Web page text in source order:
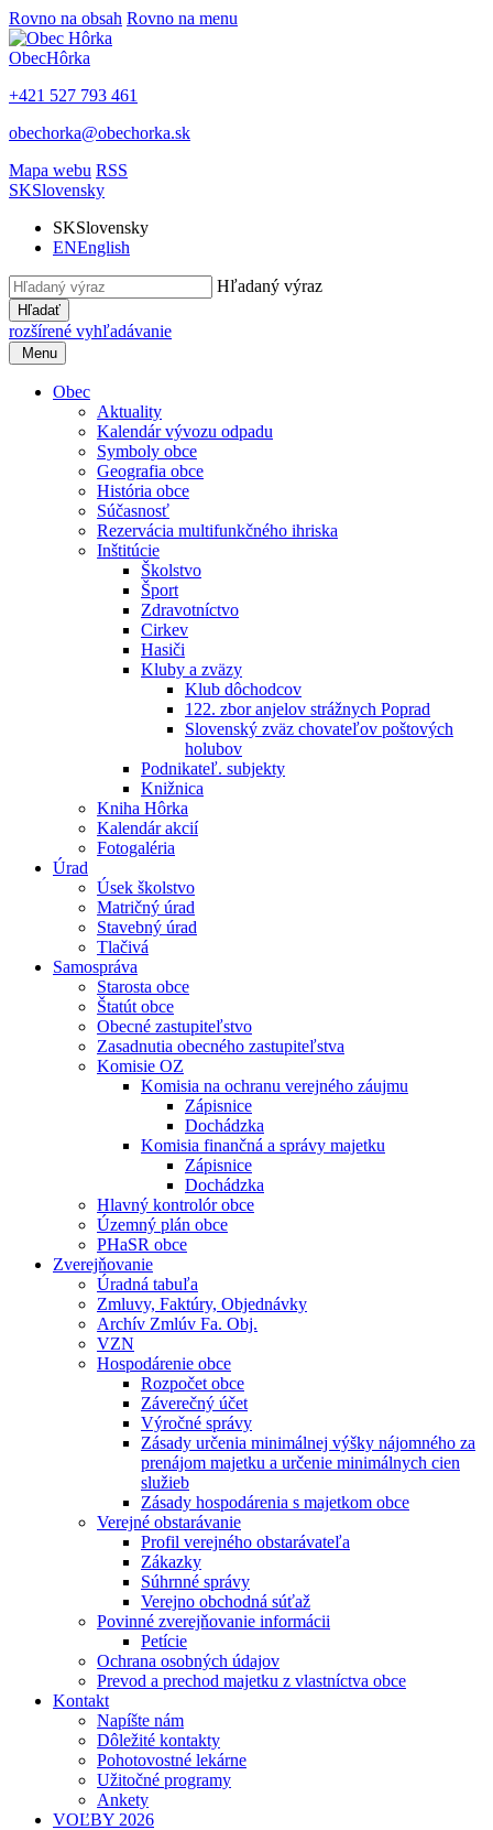
Rovno na obsah Rovno na menu
ObecHôrka
+421 527 793 461
obechorka@obechorka.sk
Mapa webu RSS
SKSlovensky
SKSlovensky
ENEnglish
Hľadaný výraz
Hľadať
rozšírené vyhľadávanie
Menu
Obec
Aktuality
Kalendár vývozu odpadu
Symboly obce
Geografia obce
História obce
Súčasnosť
Rezervácia multifunkčného ihriska
Inštitúcie
Školstvo
Šport
Zdravotníctvo
Cirkev
Hasiči
Kluby a zväzy
Klub dôchodcov
122. zbor anjelov strážnych Poprad
Slovenský zväz chovateľov poštových
holubov
Podnikateľ. subjekty
Knižnica
Kniha Hôrka
Kalendár akcií
Fotogaléria
Úrad
Úsek školstvo
Matričný úrad
Stavebný úrad
Tlačivá
Samospráva
Starosta obce
Štatút obce
Obecné zastupiteľstvo
Zasadnutia obecného zastupiteľstva
Komisie OZ
Komisia na ochranu verejného záujmu
Zápisnice
Dochádzka
Komisia finančná a správy majetku
Zápisnice
Dochádzka
Hlavný kontrolór obce
Územný plán obce
PHaSR obce
Zverejňovanie
Úradná tabuľa
Zmluvy, Faktúry, Objednávky
Archív Zmlúv Fa. Obj.
VZN
Hospodárenie obce
Rozpočet obce
Záverečný účet
Výročné správy
Zásady určenia minimálnej výšky nájomného za
prenájom majetku a určenie minimálnych cien
služieb
Zásady hospodárenia s majetkom obce
Verejné obstarávanie
Profil verejného obstarávateľa
Zákazky
Súhrnné správy
Verejno obchodná súťaž
Povinné zverejňovanie informácii
Petície
Ochrana osobných údajov
Prevod a prechod majetku z vlastníctva obce
Kontakt
Napíšte nám
Dôležité kontakty
Pohotovostné lekárne
Užitočné programy
Ankety
VOĽBY 2026